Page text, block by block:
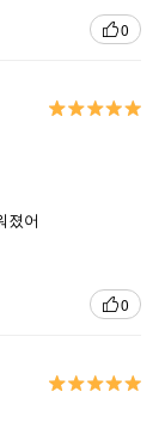
데
0
0